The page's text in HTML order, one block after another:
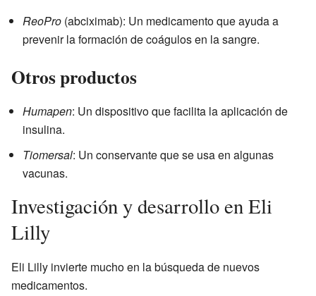
ReoPro (abciximab): Un medicamento que ayuda a
prevenir la formación de coágulos en la sangre.
Otros productos
Humapen: Un dispositivo que facilita la aplicación de
insulina.
Tiomersal: Un conservante que se usa en algunas
vacunas.
Investigación y desarrollo en Eli
Lilly
Eli Lilly invierte mucho en la búsqueda de nuevos
medicamentos.